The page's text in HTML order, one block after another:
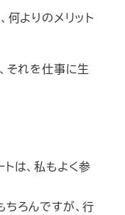
何よりのメリット
それを仕事に生
は、私もよく参
ろんですが、行